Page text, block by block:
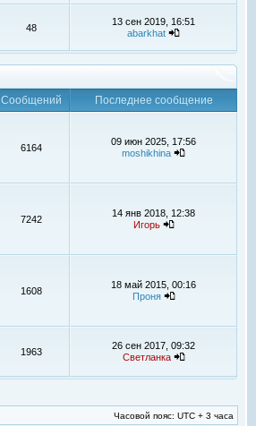
48
13 сен 2019, 16:51
abarkhat
Сообщений
Последнее сообщение
6164
09 июн 2025, 17:56
moshikhina
7242
14 янв 2018, 12:38
Игорь
1608
18 май 2015, 00:16
Проня
1963
26 сен 2017, 09:32
Светланка
Часовой пояс: UTC + 3 часа